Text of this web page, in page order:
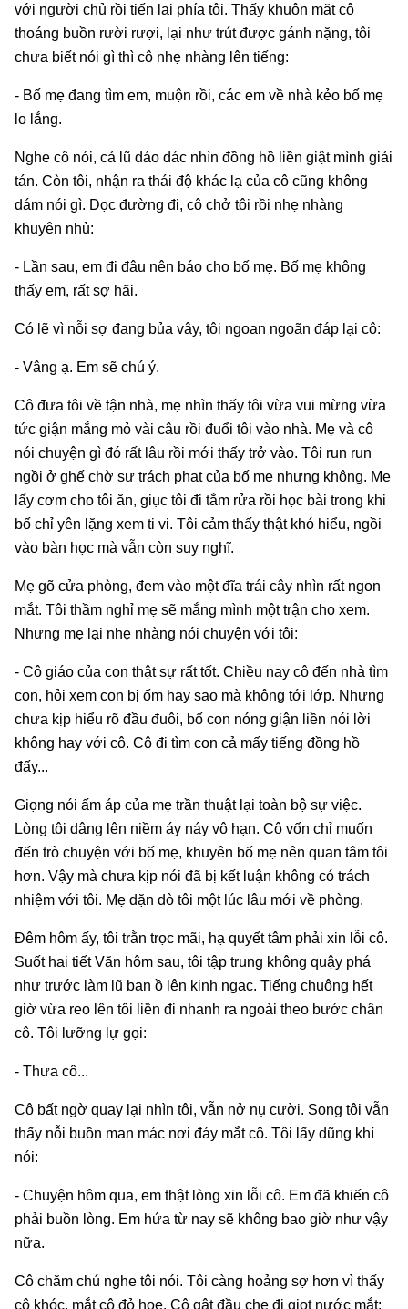
với người chủ rồi tiến lại phía tôi. Thấy khuôn mặt cô
thoáng buồn rười rượi, lại như trút được gánh nặng, tôi
chưa biết nói gì thì cô nhẹ nhàng lên tiếng:
- Bố mẹ đang tìm em, muộn rồi, các em về nhà kẻo bố mẹ
lo lắng.
Nghe cô nói, cả lũ dáo dác nhìn đồng hồ liền giật mình giải
tán. Còn tôi, nhận ra thái độ khác lạ của cô cũng không
dám nói gì. Dọc đường đi, cô chở tôi rồi nhẹ nhàng
khuyên nhủ:
- Lần sau, em đi đâu nên báo cho bố mẹ. Bố mẹ không
thấy em, rất sợ hãi.
Có lẽ vì nỗi sợ đang bủa vây, tôi ngoan ngoãn đáp lại cô:
- Vâng ạ. Em sẽ chú ý.
Cô đưa tôi về tận nhà, mẹ nhìn thấy tôi vừa vui mừng vừa
tức giận mắng mỏ vài câu rồi đuổi tôi vào nhà. Mẹ và cô
nói chuyện gì đó rất lâu rồi mới thấy trở vào. Tôi run run
ngồi ở ghế chờ sự trách phạt của bố mẹ nhưng không. Mẹ
lấy cơm cho tôi ăn, giục tôi đi tắm rửa rồi học bài trong khi
bố chỉ yên lặng xem ti vi. Tôi cảm thấy thật khó hiểu, ngồi
vào bàn học mà vẫn còn suy nghĩ.
Mẹ gõ cửa phòng, đem vào một đĩa trái cây nhìn rất ngon
mắt. Tôi thầm nghỉ mẹ sẽ mắng mình một trận cho xem.
Nhưng mẹ lại nhẹ nhàng nói chuyện với tôi:
- Cô giáo của con thật sự rất tốt. Chiều nay cô đến nhà tìm
con, hỏi xem con bị ốm hay sao mà không tới lớp. Nhưng
chưa kịp hiểu rõ đầu đuôi, bố con nóng giận liền nói lời
không hay với cô. Cô đi tìm con cả mấy tiếng đồng hồ
đấy...
Giọng nói ấm áp của mẹ trần thuật lại toàn bộ sự việc.
Lòng tôi dâng lên niềm áy náy vô hạn. Cô vốn chỉ muốn
đến trò chuyện với bố mẹ, khuyên bố mẹ nên quan tâm tôi
hơn. Vậy mà chưa kịp nói đã bị kết luận không có trách
nhiệm với tôi. Mẹ dặn dò tôi một lúc lâu mới về phòng.
Đêm hôm ấy, tôi trằn trọc mãi, hạ quyết tâm phải xin lỗi cô.
Suốt hai tiết Văn hôm sau, tôi tập trung không quậy phá
như trước làm lũ bạn ồ lên kinh ngạc. Tiếng chuông hết
giờ vừa reo lên tôi liền đi nhanh ra ngoài theo bước chân
cô. Tôi lưỡng lự gọi:
- Thưa cô...
Cô bất ngờ quay lại nhìn tôi, vẫn nở nụ cười. Song tôi vẫn
thấy nỗi buồn man mác nơi đáy mắt cô. Tôi lấy dũng khí
nói:
- Chuyện hôm qua, em thật lòng xin lỗi cô. Em đã khiến cô
phải buồn lòng. Em hứa từ nay sẽ không bao giờ như vậy
nữa.
Cô chăm chú nghe tôi nói. Tôi càng hoảng sợ hơn vì thấy
cô khóc, mắt cô đỏ hoe. Cô gật đầu che đi giọt nước mắt: